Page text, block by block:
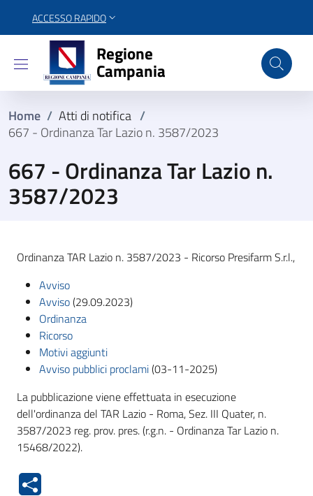
ACCESSO RAPIDO
Regione Campania
Regione
Campania
Home / Atti di notifica /
667 - Ordinanza Tar Lazio n. 3587/2023
667 - Ordinanza Tar Lazio n.
3587/2023
Ordinanza TAR Lazio n. 3587/2023 - Ricorso Presifarm S.r.l.,
Avviso
Avviso(29.09.2023)
Ordinanza
Ricorso
Motivi aggiunti
Avviso pubblici proclami(03-11-2025)
La pubblicazione viene effettuata in esecuzione
dell'ordinanza del TAR Lazio - Roma, Sez. III Quater, n.
3587/2023 reg. prov. pres. (r.g.n. - Ordinanza Tar Lazio n.
15468/2022).